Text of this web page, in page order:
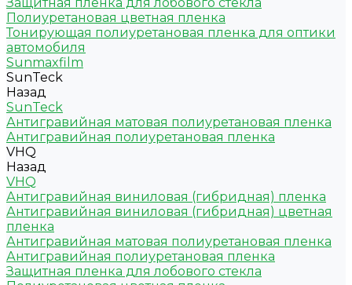
Полиуретановая цветная пленка
Тонирующая полиуретановая пленка для оптики
автомобиля
Sunmaxfilm
SunTeck
Назад
SunTeck
Антигравийная матовая полиуретановая пленка
Антигравийная полиуретановая пленка
VHQ
Назад
VHQ
Антигравийная виниловая (гибридная) пленка
Антигравийная виниловая (гибридная) цветная
пленка
Антигравийная матовая полиуретановая пленка
Антигравийная полиуретановая пленка
Защитная пленка для лобового стекла